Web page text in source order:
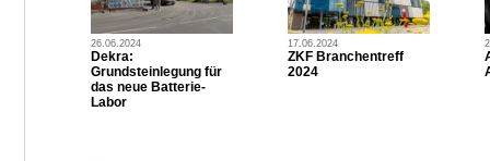
26.06.2024
Dekra:
Grundsteinlegung für
das neue Batterie-
Labor
17.06.2024
ZKF Branchentreff
2024